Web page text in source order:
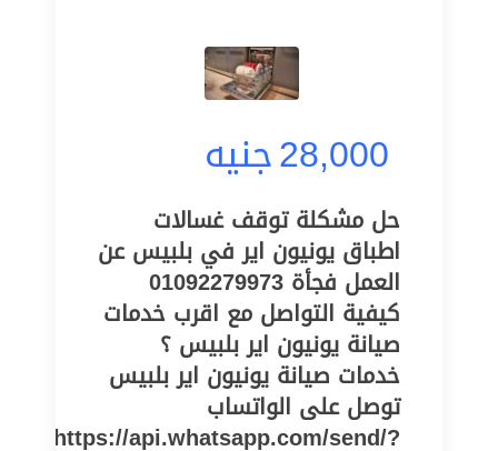
28,000جنيه
حل مشكلة توقف غسالات
اطباق يونيون اير في بلبيس عن
العمل فجأة 01092279973
كيفية التواصل مع اقرب خدمات
صيانة يونيون اير بلبيس ؟
خدمات صيانة يونيون اير بلبيس
توصل على الواتساب
https://api.whatsapp.com/send/?